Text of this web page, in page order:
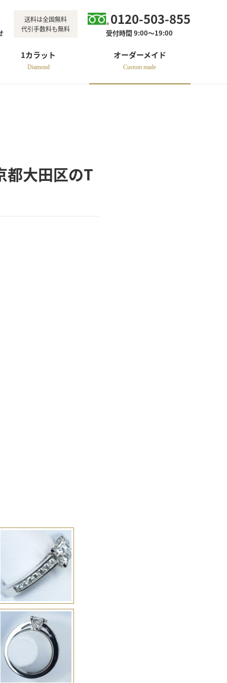
送料は全国無料
代引手数料も無料
0120-503-855
受付時間 9:00～19:00
1カラット
Diamond
オーダーメイド
Custom made
都大田区のT